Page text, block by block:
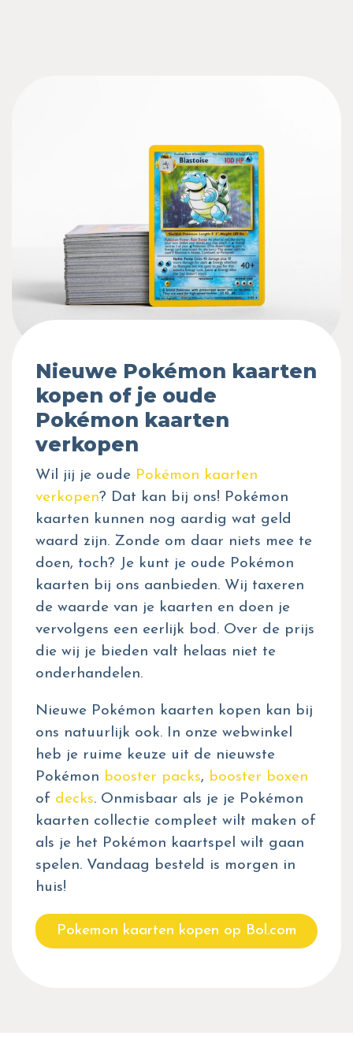
Nieuwe Pokémon kaarten
kopen of je oude
Pokémon kaarten
verkopen
Wil jij je oude Pokémon kaarten
verkopen? Dat kan bij ons! Pokémon
kaarten kunnen nog aardig wat geld
waard zijn. Zonde om daar niets mee te
doen, toch? Je kunt je oude Pokémon
kaarten bij ons aanbieden. Wij taxeren
de waarde van je kaarten en doen je
vervolgens een eerlijk bod. Over de prijs
die wij je bieden valt helaas niet te
onderhandelen.
Nieuwe Pokémon kaarten kopen kan bij
ons natuurlijk ook. In onze webwinkel
heb je ruime keuze uit de nieuwste
Pokémon booster packs, booster boxen
of decks. Onmisbaar als je je Pokémon
kaarten collectie compleet wilt maken of
als je het Pokémon kaartspel wilt gaan
spelen. Vandaag besteld is morgen in
huis!
Pokemon kaarten kopen op Bol.com